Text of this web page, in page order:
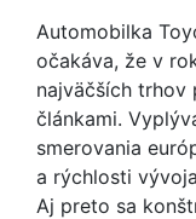
Automobilka
očakáva, že v
najväčších trhov
článkami.
smerovania
a rýchlosti
Aj preto sa